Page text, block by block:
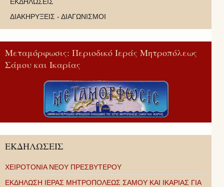
ΔΙΑΚΗΡΥΞΕΙΣ - ΔΙΑΓΩΝΙΣΜΟΙ
Μεταμόρφωσις: Περιοδικό Ιεράς Μητροπόλεως
Σάμου και Ικαρίας
ΕΚΔΗΛΩΣΕΙΣ
ΧΕΙΡΟΤΟΝΙΑ ΝΕΟΥ ΠΡΕΣΒΥΤΕΡΟΥ
ΕΚΔΗΛΩΣΗ ΙΕΡΑΣ ΜΗΤΡΟΠΟΛΕΩΣ ΣΑΜΟΥ ΚΑΙ ΙΚΑΡΙΑΣ ΓΙΑ